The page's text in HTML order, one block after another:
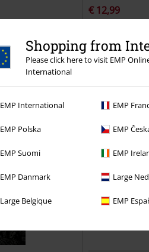
Shopping from
Please click here to visit EMP
International
EMP International EMP
EMP Polska EMP
EMP Suomi EMP
EMP Danmark Large
Large Belgique EMP
€ 12,99